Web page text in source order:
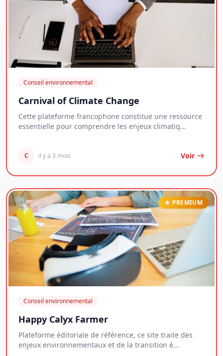
Conseil environnemental
Carnival of Climate Change
Cette plateforme francophone constitue une ressource
essentielle pour comprendre les enjeux climatiq...
C il y a 3 mois Voir
PREMIUM
Conseil environnemental
Happy Calyx Farmer
Plateforme éditoriale de référence, ce site traite des
enjeux environnementaux et de la transition é...